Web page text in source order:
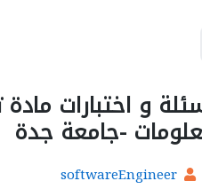
و اختبارات
-جامعة جدة
softwareEngineer